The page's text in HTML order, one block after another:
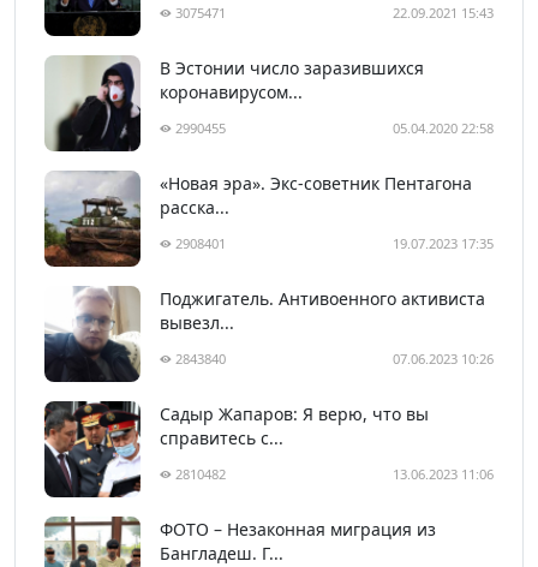
3075471 22.09.2021 15:43
В Эстонии число заразившихся
коронавирусом...
2990455 05.04.2020 22:58
«Новая эра». Экс-советник Пентагона
расска...
2908401 19.07.2023 17:35
Поджигатель. Антивоенного активиста
вывезл...
2843840 07.06.2023 10:26
Садыр Жапаров: Я верю, что вы
справитесь с...
2810482 13.06.2023 11:06
ФОТО – Незаконная миграция из
Бангладеш. Г...